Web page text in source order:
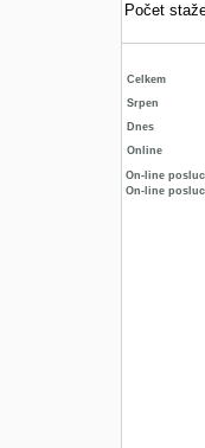
Počet
Celkem
Srpen
Dnes
Online
On-line
On-line